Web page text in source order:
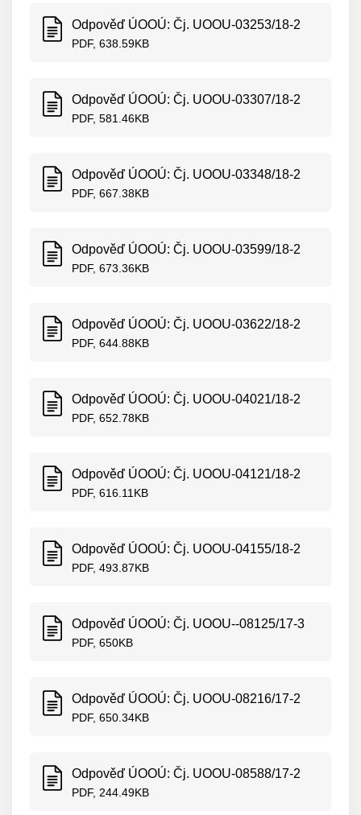
Odpověď ÚOOÚ: Čj. UOOU-03253/18-2
PDF, 638.59KB
Odpověď ÚOOÚ: Čj. UOOU-03307/18-2
PDF, 581.46KB
Odpověď ÚOOÚ: Čj. UOOU-03348/18-2
PDF, 667.38KB
Odpověď ÚOOÚ: Čj. UOOU-03599/18-2
PDF, 673.36KB
Odpověď ÚOOÚ: Čj. UOOU-03622/18-2
PDF, 644.88KB
Odpověď ÚOOÚ: Čj. UOOU-04021/18-2
PDF, 652.78KB
Odpověď ÚOOÚ: Čj. UOOU-04121/18-2
PDF, 616.11KB
Odpověď ÚOOÚ: Čj. UOOU-04155/18-2
PDF, 493.87KB
Odpověď ÚOOÚ: Čj. UOOU--08125/17-3
PDF, 650KB
Odpověď ÚOOÚ: Čj. UOOU-08216/17-2
PDF, 650.34KB
Odpověď ÚOOÚ: Čj. UOOU-08588/17-2
PDF, 244.49KB